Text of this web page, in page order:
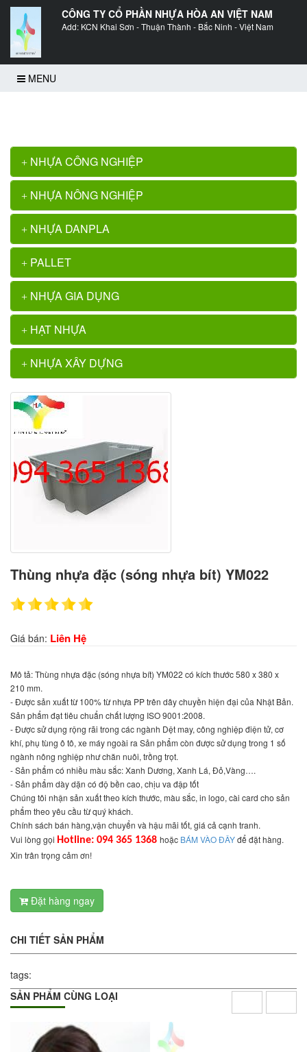
CÔNG TY CỔ PHẦN NHỰA HÒA AN VIỆT NAM
Add: KCN Khai Sơn - Thuận Thành - Bắc Ninh - Việt Nam
MENU
NHỰA CÔNG NGHIỆP
NHỰA NÔNG NGHIỆP
NHỰA DANPLA
PALLET
NHỰA GIA DỤNG
HẠT NHỰA
NHỰA XÂY DỰNG
Thùng nhựa đặc (sóng nhựa bít) YM022
Giá bán: Liên Hệ
Mô tả: Thùng nhựa đặc (sóng nhựa bít) YM022 có kích thước 580 x 380 x
210 mm.
- Được sản xuất từ 100% từ nhựa PP trên dây chuyền hiện đại của Nhật Bản.
Sản phẩm đạt tiêu chuẩn chất lượng ISO 9001:2008.
- Được sử dụng rộng rãi trong các ngành Dệt may, công nghiệp điện tử, cơ
khí, phụ tùng ô tô, xe máy ngoài ra Sản phẩm còn được sử dụng trong 1 số
ngành nông nghiệp như chăn nuôi, trồng trọt.
- Sản phẩm có nhiều màu sắc: Xanh Dương, Xanh Lá, Đỏ,Vàng….
- Sản phẩm dày dặn có độ bền cao, chịu va đập tốt
Chúng tôi nhận sản xuất theo kích thước, màu sắc, in logo, cài card cho sản
phẩm theo yêu cầu từ quý khách.
Chính sách bán hàng,vận chuyển và hậu mãi tốt, giá cả cạnh tranh.
Vui lòng gọi Hotline: 094 365 1368 hoặc BÁM VÀO ĐÂYđể đặt hàng.
Xin trân trọng cảm ơn!
Đặt hàng ngay
CHI TIẾT SẢN PHẨM
tags:
SẢN PHẨM CÙNG LOẠI